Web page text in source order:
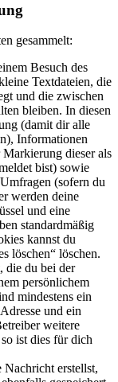
gesammelt:
Besuch des
Textdateien, die
und die zwischen
bleiben. In diesen
(damit dir alle
Informationen
dieser als
bist) sowie
(sofern du
werden deine
und eine
standardmäßig
kannst du
löschen“ löschen.
die du bei der
persönlichem
mindestens ein
und ein
weitere
ist dies für dich
Nachricht erstellst,